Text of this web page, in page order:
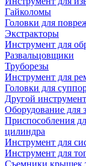
Гайколомы
Головки для
Экстракторы
Инструмент для
Развальцовщики
Труборезы
Инструмент для
Головки для
Другой
Оборудование для
Приспособления
цилиндра
Инструмент для
Инструмент для
Съемники крышек